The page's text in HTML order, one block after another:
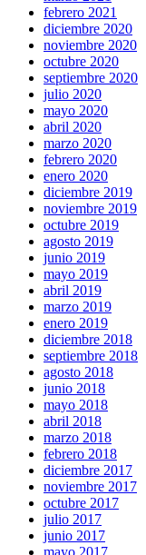
febrero 2021
diciembre 2020
noviembre 2020
octubre 2020
septiembre 2020
julio 2020
mayo 2020
abril 2020
marzo 2020
febrero 2020
enero 2020
diciembre 2019
noviembre 2019
octubre 2019
agosto 2019
junio 2019
mayo 2019
abril 2019
marzo 2019
enero 2019
diciembre 2018
septiembre 2018
agosto 2018
junio 2018
mayo 2018
abril 2018
marzo 2018
febrero 2018
diciembre 2017
noviembre 2017
octubre 2017
julio 2017
junio 2017
mayo 2017